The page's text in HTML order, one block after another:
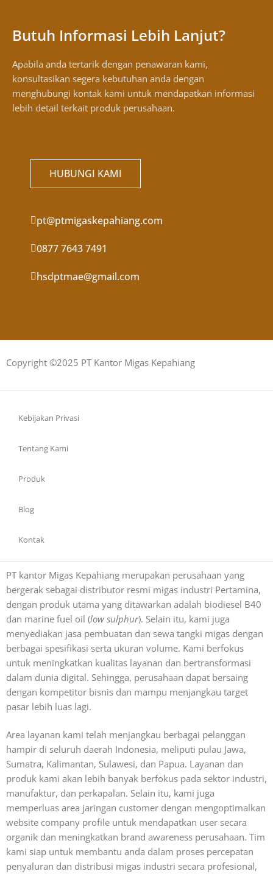
Butuh Informasi Lebih Lanjut?
Apabila anda tertarik dengan penawaran kami,
konsultasikan segera kebutuhan anda dengan
menghubungi kontak kami untuk mendapatkan informasi
lebih detail terkait produk perusahaan.
HUBUNGI KAMI
pt@ptmigaskepahiang.com
0877 7643 7491
hsdptmae@gmail.com
Copyright ©2025 PT Kantor Migas Kepahiang
Kebijakan Privasi
Tentang Kami
Produk
Blog
Kontak
PT kantor Migas Kepahiang merupakan perusahaan yang
bergerak sebagai distributor resmi migas industri Pertamina,
dengan produk utama yang ditawarkan adalah biodiesel B40
dan marine fuel oil (low sulphur). Selain itu, kami juga
menyediakan jasa pembuatan dan sewa tangki migas dengan
berbagai spesifikasi serta ukuran volume. Kami berfokus
untuk meningkatkan kualitas layanan dan bertransformasi
dalam dunia digital. Sehingga, perusahaan dapat bersaing
dengan kompetitor bisnis dan mampu menjangkau target
pasar lebih luas lagi.
Area layanan kami telah menjangkau berbagai pelanggan
hampir di seluruh daerah Indonesia, meliputi pulau Jawa,
Sumatra, Kalimantan, Sulawesi, dan Papua. Layanan dan
produk kami akan lebih banyak berfokus pada sektor industri,
manufaktur, dan perkapalan. Selain itu, kami juga
memperluas area jaringan customer dengan mengoptimalkan
website company profile untuk mendapatkan user secara
organik dan meningkatkan brand awareness perusahaan. Tim
kami siap untuk membantu anda dalam proses percepatan
penyaluran dan distribusi migas industri secara profesional,